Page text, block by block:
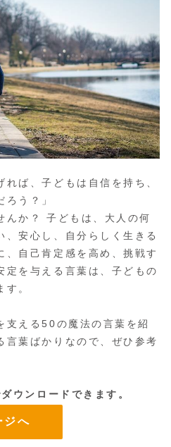
れば、子どもは自信を持ち、
う？」
んか？ 子どもは、大人の何
、安心し、自分らしく生きる
、自己肯定感を高め、挑戦す
定を与える言葉は、子どもの
。
支える50の魔法の言葉を紹
言葉ばかりなので、ぜひ参考
ウンロードできます。
ジへ